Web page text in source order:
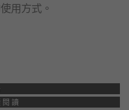
用方式。
讀